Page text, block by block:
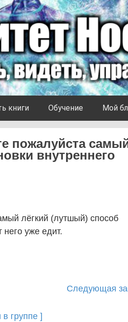
книги Обучение Мой
пожалуйста
внутреннего
лёгкий (лутшый) способ
него уже едит.
Следующая
группе ]